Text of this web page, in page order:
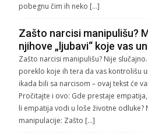
pobegnu čim ih neko […]
Zašto narcisi manipulišu?
njihove „ljubavi“ koje vas
Zašto narcisi manipulišu? Nije
poreklo koje ih tera da vas kontrolišu
ikada bili sa narcisom – ovaj tekst će
Pročitajte i ovo: Gde prestaje
li empatija vodi u loše životne
manipulacije: Zašto […]